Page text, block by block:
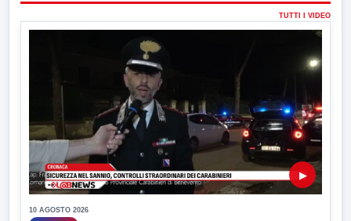
TUTTI I VIDEO
▶
10 AGOSTO 2026